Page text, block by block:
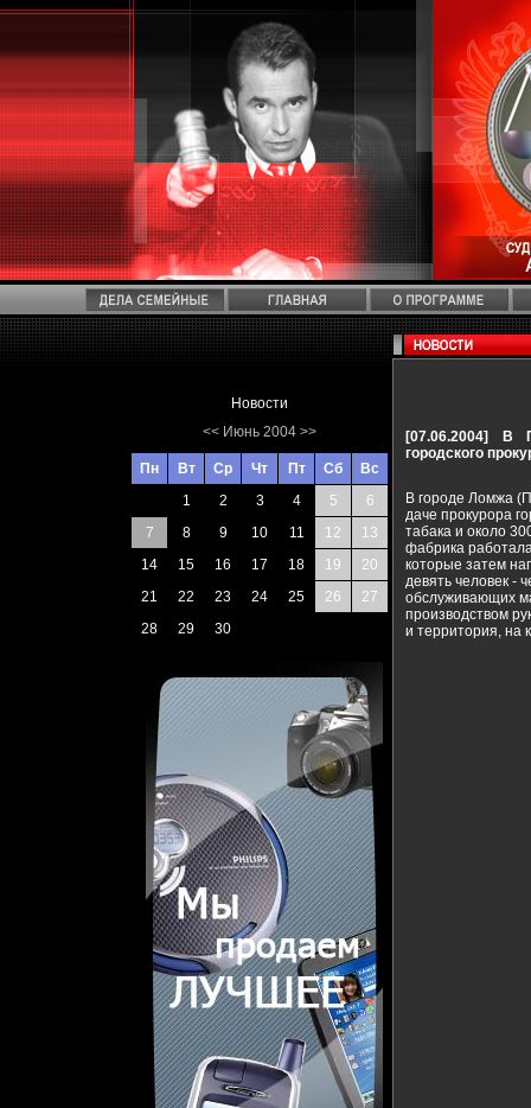
Новости
<< Июнь 2004 >>
Пн Вт Ср Чт Пт Сб
Вс
1
2 3 4 5
6
7
8 9 10 11 12
13
14
15 16 17 18 19
20
21
22 23 24 25 26
27
28
29 30
[07.06.2004]
В
городского
В городе Ломжа
даче прокурора
табака и около
фабрика
которые затем
девять человек -
обслуживающих
производством
и территория, на